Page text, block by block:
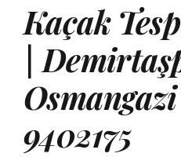
Kaçak
|
9402175